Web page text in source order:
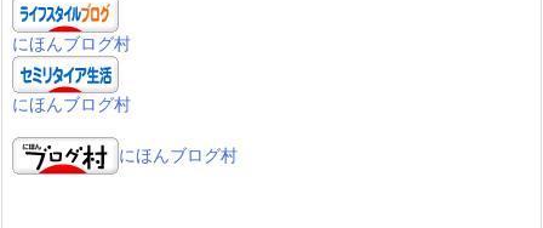
にほんブログ村
にほんブログ村
にほんブログ村